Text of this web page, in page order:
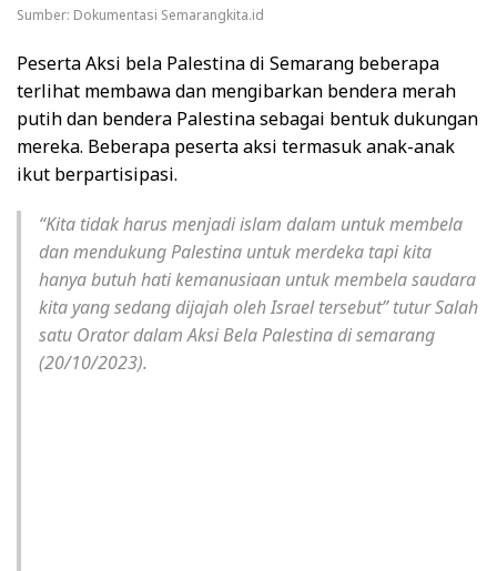
Sumber: Dokumentasi Semarangkita.id
Peserta Aksi bela Palestina di Semarang beberapa
terlihat membawa dan mengibarkan bendera merah
putih dan bendera Palestina sebagai bentuk dukungan
mereka. Beberapa peserta aksi termasuk anak-anak
ikut berpartisipasi.
“Kita tidak harus menjadi islam dalam untuk membela
dan mendukung Palestina untuk merdeka tapi kita
hanya butuh hati kemanusiaan untuk membela saudara
kita yang sedang dijajah oleh Israel tersebut” tutur Salah
satu Orator dalam Aksi Bela Palestina di semarang
(20/10/2023).